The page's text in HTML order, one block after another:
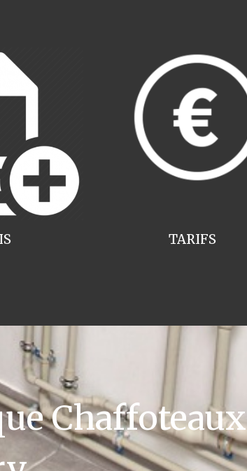
TARIFS
Chaffoteaux